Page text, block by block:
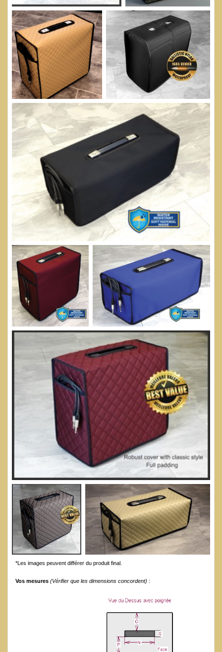
*Les images peuvent différer du produit final.
Vos mesures (Vérifier que les dimensions concordent) :